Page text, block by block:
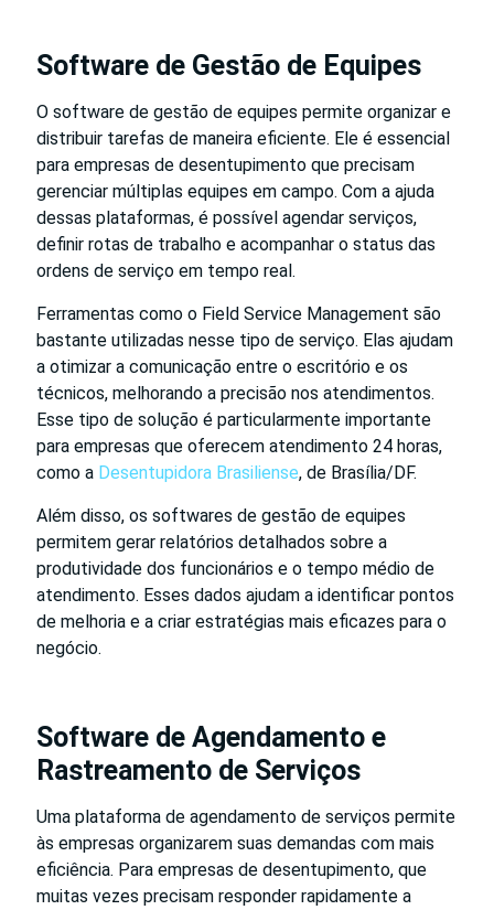
Software de Gestão de Equipes
O software de gestão de equipes permite organizar e
distribuir tarefas de maneira eficiente. Ele é essencial
para empresas de desentupimento que precisam
gerenciar múltiplas equipes em campo. Com a ajuda
dessas plataformas, é possível agendar serviços,
definir rotas de trabalho e acompanhar o status das
ordens de serviço em tempo real.
Ferramentas como o Field Service Management são
bastante utilizadas nesse tipo de serviço. Elas ajudam
a otimizar a comunicação entre o escritório e os
técnicos, melhorando a precisão nos atendimentos.
Esse tipo de solução é particularmente importante
para empresas que oferecem atendimento 24 horas,
como a Desentupidora Brasiliense, de Brasília/DF.
Além disso, os softwares de gestão de equipes
permitem gerar relatórios detalhados sobre a
produtividade dos funcionários e o tempo médio de
atendimento. Esses dados ajudam a identificar pontos
de melhoria e a criar estratégias mais eficazes para o
negócio.
Software de Agendamento e
Rastreamento de Serviços
Uma plataforma de agendamento de serviços permite
às empresas organizarem suas demandas com mais
eficiência. Para empresas de desentupimento, que
muitas vezes precisam responder rapidamente a